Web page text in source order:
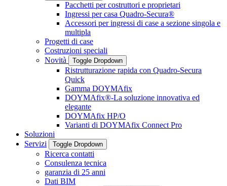
Pacchetti per costruttori e proprietari
Ingressi per casa Quadro-Secura®
Accessori per ingressi di case a sezione singola e
multipla
Progetti di case
Costruzioni speciali
Novità
Toggle Dropdown
Ristrutturazione rapida con Quadro-Secura
Quick
Gamma DOYMAfix
DOYMAfix®-La soluzione innovativa ed
elegante
DOYMAfix HP/O
Varianti di DOYMAfix Connect Pro
Soluzioni
Servizi
Toggle Dropdown
Ricerca contatti
Consulenza tecnica
garanzia di 25 anni
Dati BIM